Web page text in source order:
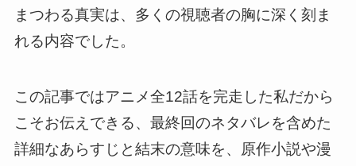
まつわる真実は、多くの視聴者の胸に深く刻ま
れる内容でした。
この記事ではアニメ全12話を完走した私だから
こそお伝えできる、最終回のネタバレを含めた
詳細なあらすじと結末の意味を、原作小説や漫